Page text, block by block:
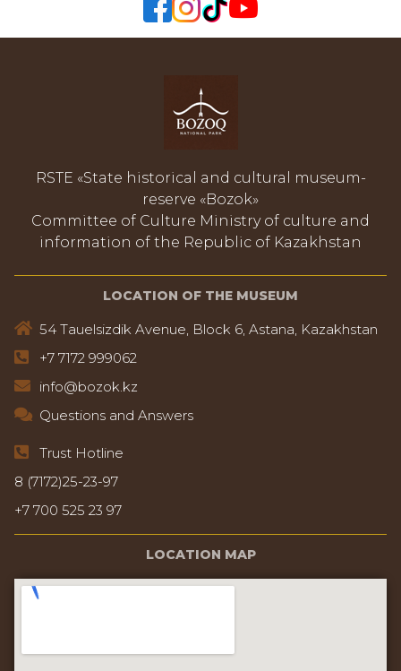
RSTE «State historical and cultural museum-
reserve «Bozok»
Committee of Culture Ministry of culture and
information of the Republic of Kazakhstan
LOCATION OF THE MUSEUM
54 Tauelsizdik Avenue, Block 6, Astana, Kazakhstan
+7 7172 999062
info@bozok.kz
Questions and Answers
Trust Hotline
8 (7172)25-23-97
+7 700 525 23 97
LOCATION MAP